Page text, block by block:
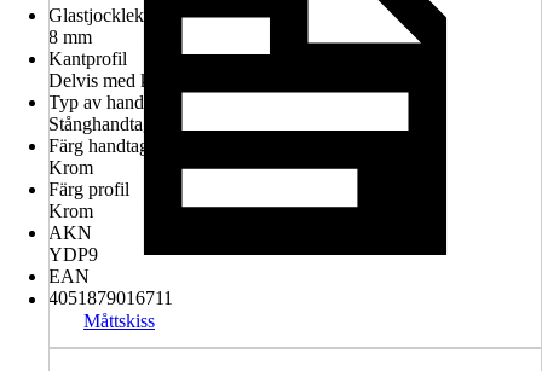
Glastjocklek
8 mm
Kantprofil
Delvis med kantprofil
Typ av handtag
Stånghandtag
Färg handtag
Krom
Färg profil
Krom
AKN
YDP9
EAN
4051879016711
Måttskiss